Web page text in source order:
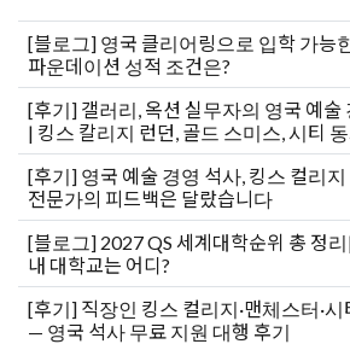
[블로그] 영국 클리어링으로 입학 가능
파운데이션 성적 조건은?
[후기] 갤러리, 옥션 실무자의 영국 예술
| 킹스 칼리지 런던, 골드 스미스, 시티
[후기] 영국 예술 경영 석사, 킹스 컬리
전문가의 피드백은 달랐습니다
[블로그] 2027 QS 세계대학순위 총 정
내 대학교는 어디?
[후기] 직장인 킹스 컬리지·맨체스터·
— 영국 석사 무료 지원 대행 후기